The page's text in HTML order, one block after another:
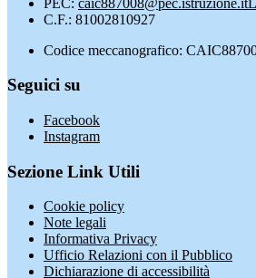
C.F.: 81002810927
Codice meccanografico:
Seguici su
Facebook
Instagram
Sezione Link Utili
Cookie policy
Note legali
Informativa Privacy
Ufficio Relazioni con il Pubblico
Dichiarazione di accessibilità